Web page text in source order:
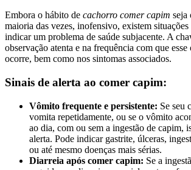
Embora o hábito de cachorro comer capim seja
maioria das vezes, inofensivo, existem
indicar um problema de saúde subjacente. A
observação atenta e na frequência com que
ocorre, bem como nos sintomas associados.
Sinais de alerta ao comer capim:
Vômito frequente e persistente: Se seu
vomita repetidamente, ou se o vômito
ao dia, com ou sem a ingestão de capim,
alerta. Pode indicar gastrite, úlceras,
ou até mesmo doenças mais sérias.
Diarreia após comer capim: Se a